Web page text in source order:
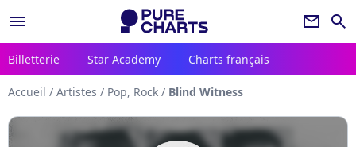
menu newsletter search
Billetterie Star Academy Charts français
Accueil / Artistes / Pop, Rock / Blind Witness